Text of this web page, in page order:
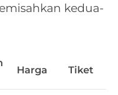
kedua-
Harga Tiket